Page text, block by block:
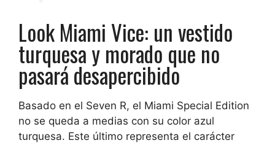
Look Miami Vice: un vestido
turquesa y morado que no
pasará desapercibido
Basado en el Seven R, el Miami Special Edition
no se queda a medias con su color azul
turquesa. Este último representa el carácter